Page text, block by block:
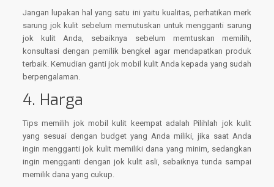
Jangan lupakan hal yang satu ini yaitu kualitas, perhatikan merk
sarung jok kulit sebelum memutuskan untuk mengganti sarung
jok kulit Anda, sebaiknya sebelum memtuskan memilih,
konsultasi dengan pemilik bengkel agar mendapatkan produk
terbaik. Kemudian ganti jok mobil kulit Anda kepada yang sudah
berpengalaman.
4. Harga
Tips memilih jok mobil kulit keempat adalah Pilihlah jok kulit
yang sesuai dengan budget yang Anda miliki, jika saat Anda
ingin mengganti jok kulit memiliki dana yang minim, sedangkan
ingin mengganti dengan jok kulit asli, sebaiknya tunda sampai
memilik dana yang cukup.